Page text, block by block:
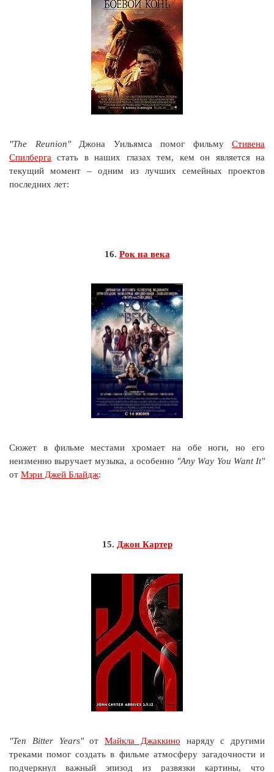
"The Reunion"Джона Уильямса помог фильму Стивена
Спилберга стать в наших глазах тем, кем он является на
текущий момент – одним из лучших семейных проектов
последних лет:
16. Рок на века
Сюжет в фильме местами хромает на обе ноги, но его
неизменно выручает музыка, а особенно "Any Way You Want It"
от Мэри Джей Блайдж:
15. Джон Картер
"Ten Bitter Years"от Майкла Джаккино наряду с другими
треками помог создать в фильме атмосферу загадочности и
подчеркнул важный эпизод из развязки картины, что